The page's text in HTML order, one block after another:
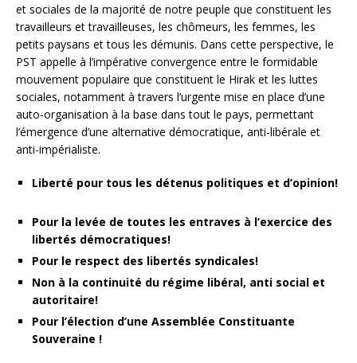
et sociales de la majorité de notre peuple que constituent les
travailleurs et travailleuses, les chômeurs, les femmes, les
petits paysans et tous les démunis. Dans cette perspective, le
PST appelle à l’impérative convergence entre le formidable
mouvement populaire que constituent le Hirak et les luttes
sociales, notamment à travers l’urgente mise en place d’une
auto-organisation à la base dans tout le pays, permettant
l’émergence d’une alternative démocratique, anti-libérale et
anti-impérialiste.
Liberté pour tous les détenus politiques et d’opinion!
Pour la levée de toutes les entraves à l’exercice des
libertés démocratiques!
Pour le respect des libertés syndicales!
Non à la continuité du régime libéral, anti social et
autoritaire!
Pour l’élection d’une Assemblée Constituante
Souveraine !